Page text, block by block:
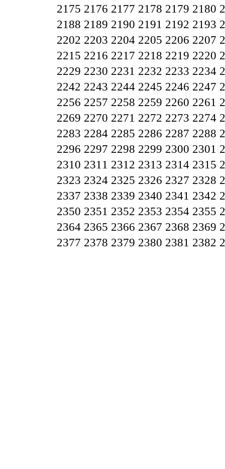
2175 2176 2177 2178 2179 2180
2188 2189 2190 2191 2192 2193
2202 2203 2204 2205 2206 2207
2215 2216 2217 2218 2219 2220
2229 2230 2231 2232 2233 2234
2242 2243 2244 2245 2246 2247
2256 2257 2258 2259 2260 2261
2269 2270 2271 2272 2273 2274
2283 2284 2285 2286 2287 2288
2296 2297 2298 2299 2300 2301
2310 2311 2312 2313 2314 2315
2323 2324 2325 2326 2327 2328
2337 2338 2339 2340 2341 2342
2350 2351 2352 2353 2354 2355
2364 2365 2366 2367 2368 2369
2377 2378 2379 2380 2381 2382